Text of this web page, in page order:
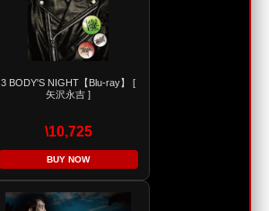
3 BODY'S NIGHT【Blu-ray】 [
矢沢永吉 ]
\10,725
BUY NOW